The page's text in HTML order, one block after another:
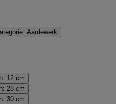
Aardewerk
12 cm
28 cm
30 cm